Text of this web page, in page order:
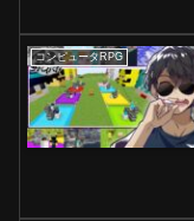
コンピュータRPG